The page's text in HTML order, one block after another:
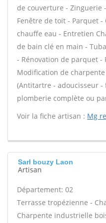
de couverture - Zinguerie
Fenêtre de toit - Parquet
chauffe eau - Entretien
de bain clé en main -
- Rénovation de parquet -
Modification de
(Antitartre - adoucisseur -
plomberie complète ou
Voir la fiche artisan : Mg
Sarl bouzy Laon
Artisan
Département: 02
Terrasse tropézienne -
Charpente industrielle